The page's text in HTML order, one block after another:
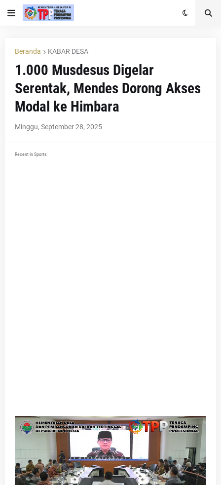
Beranda KABAR DESA
1.000 Musdesus Digelar
Serentak, Mendes Dorong Akses
Modal ke Himbara
Minggu, September 28, 2025
Recent in Sports